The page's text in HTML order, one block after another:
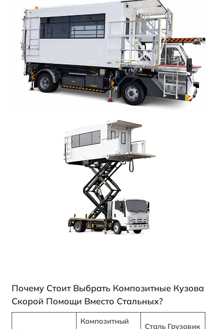
Почему Стоит Выбрать Композитные Кузова
Скорой Помощи Вместо Стальных?
Композитный
Сталь Грузовик